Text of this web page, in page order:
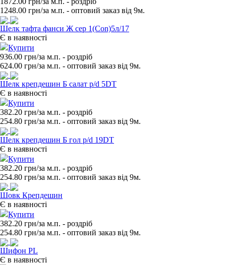
1248.00 грн/за м.п. - оптовий заказ вiд 9м.
Шелк тафта фанси Ж сер 1(Con)5л/17
Є в наявності
Купити
936.00 грн/за м.п. - роздрiб
624.00 грн/за м.п. - оптовий заказ вiд 9м.
Шелк крепдешин Б салат p/d 5DT
Є в наявності
Купити
382.20 грн/за м.п. - роздрiб
254.80 грн/за м.п. - оптовий заказ вiд 9м.
Шелк крепдешин Б гол p/d 19DT
Є в наявності
Купити
382.20 грн/за м.п. - роздрiб
254.80 грн/за м.п. - оптовий заказ вiд 9м.
Шовк Крепдешин
Є в наявності
Купити
382.20 грн/за м.п. - роздрiб
254.80 грн/за м.п. - оптовий заказ вiд 9м.
Шифон PL
Є в наявності